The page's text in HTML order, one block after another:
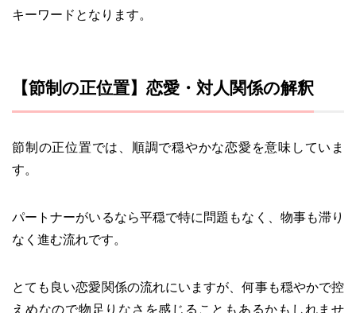
キーワードとなります。
【節制の正位置】恋愛・対人関係の解釈
節制の正位置では、順調で穏やかな恋愛を意味していま
す。
パートナーがいるなら平穏で特に問題もなく、物事も滞り
なく進む流れです。
とても良い恋愛関係の流れにいますが、何事も穏やかで控
えめなので物足りなさを感じることもあるかもしれませ